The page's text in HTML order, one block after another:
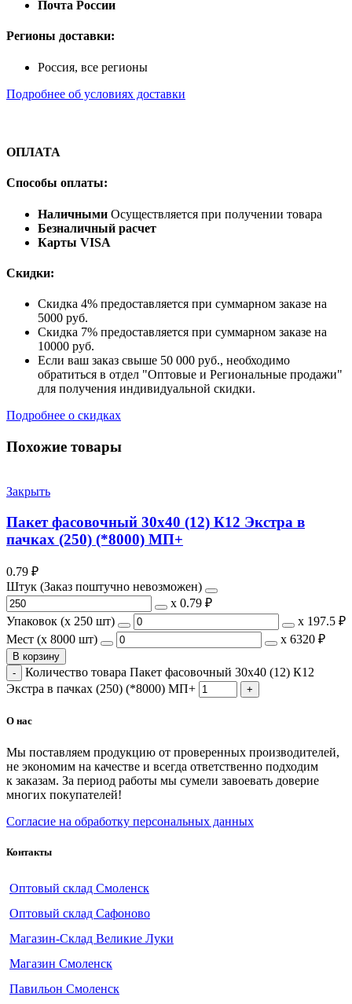
Почта России
Регионы доставки:
Россия, все регионы
Подробнее об условиях доставки
ОПЛАТА
Способы оплаты:
Наличными Осуществляется при получении товара
Безналичный расчет
Карты VISA
Скидки:
Скидка 4% предоставляется при суммарном заказе на
5000 руб.
Скидка 7% предоставляется при суммарном заказе на
10000 руб.
Если ваш заказ свыше 50 000 руб., необходимо
обратиться в отдел "Оптовые и Региональные продажи"
для получения индивидуальной скидки.
Подробнее о скидках
Похожие товары
Закрыть
Пакет фасовочный 30х40 (12) К12 Экстра в
пачках (250) (*8000) МП+
0.79 ₽
Штук (Заказ поштучно невозможен)
х 0.79 ₽
Упаковок (x 250 шт)
х 197.5 ₽
Мест (x 8000 шт)
х 6320 ₽
В корзину
Количество товара Пакет фасовочный 30х40 (12) К12
Экстра в пачках (250) (*8000) МП+
О нас
Мы поставляем продукцию от проверенных производителей,
не экономим на качестве и всегда ответственно подходим
к заказам. За период работы мы сумели завоевать доверие
многих покупателей!
Согласие на обработку персональных данных
Контакты
Оптовый склад Смоленск
Оптовый склад Сафоново
Магазин-Склад Великие Луки
Магазин Смоленск
Павильон Смоленск